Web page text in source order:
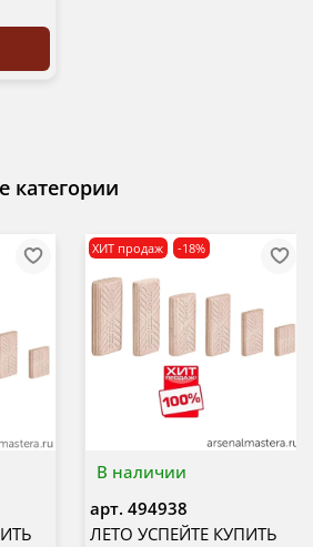
категории
В наличии
ХИТ продаж -18%
арт. 494938
ЛЕТО УСПЕЙТЕ КУПИТЬ